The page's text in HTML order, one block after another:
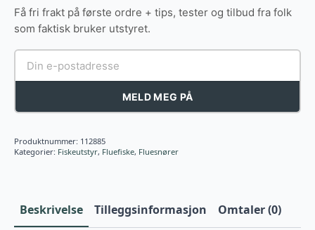
Få fri frakt på første ordre + tips, tester og tilbud fra folk
som faktisk bruker utstyret.
MELD MEG PÅ
Produktnummer: 112885
Kategorier: Fiskeutstyr, Fluefiske, Fluesnører
Beskrivelse Tilleggsinformasjon Omtaler (0)